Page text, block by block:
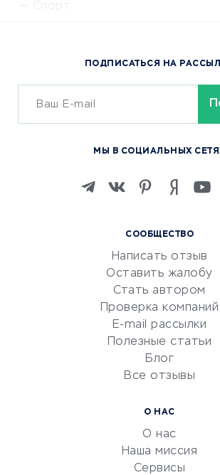
Спорт
Сервисы доставки
ОБУЧЕНИЕ И РАБОТА
Изучение иностранных
Маркетинг и продажи
Репетиторство
Красота и здоровье
Сервисы по поиску работы
Сетевой маркетинг
УСЛУГИ ДЛЯ БИЗНЕСА
СООБЩЕСТВО
Написать отзыв
Оставить жалобу
Стать автором
Проверка компаний
E-mail рассылки
Полезные статьи
Блог
Все отзывы
О НАС
О нас
Наша миссия
Сервисы
ПОДПИСАТЬСЯ НА
МЫ В СОЦИАЛЬНЫХ